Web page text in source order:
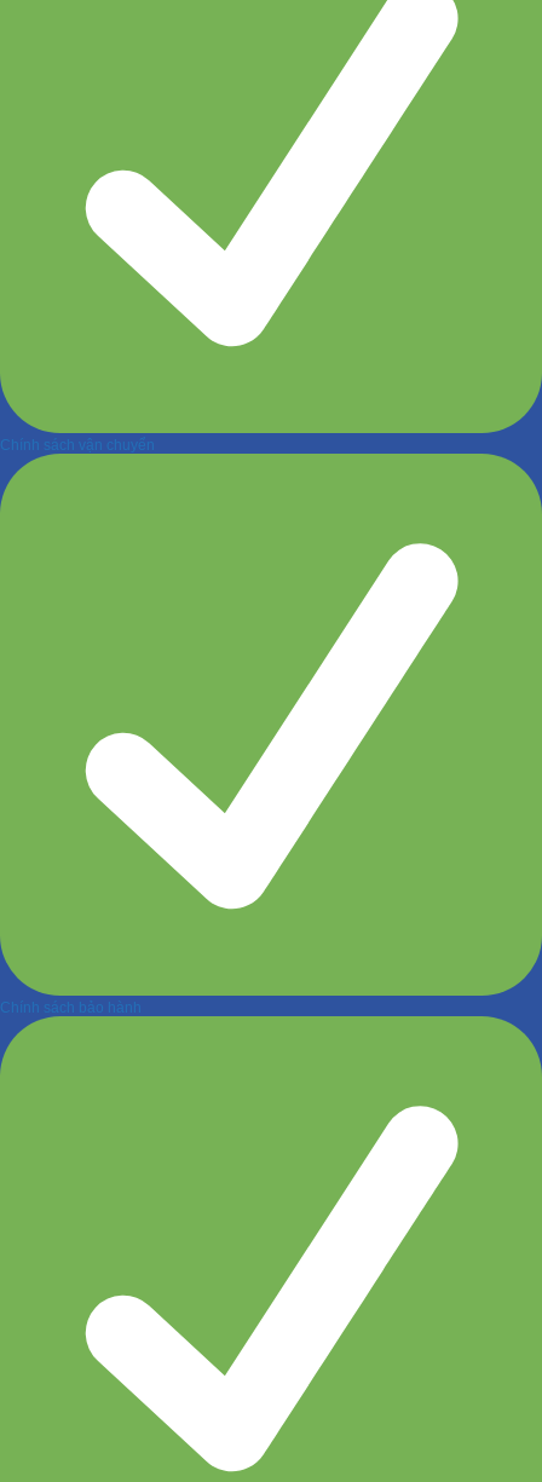
Chính sách vận chuyển
Chính sách bảo hành